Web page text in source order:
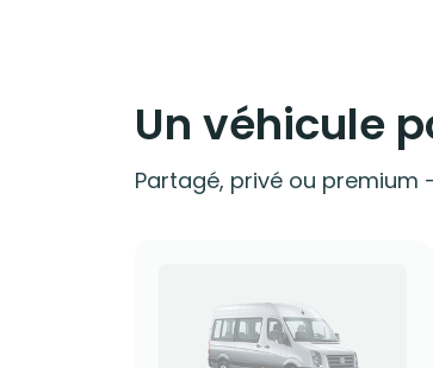
Un véhicule
Partagé, privé ou